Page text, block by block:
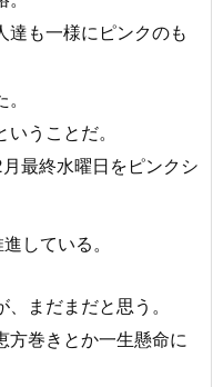
達も一様にピンクのも
うことだ。
最終水曜日をピンクシ
している。
まだまだと思う。
方巻きとか一生懸命に